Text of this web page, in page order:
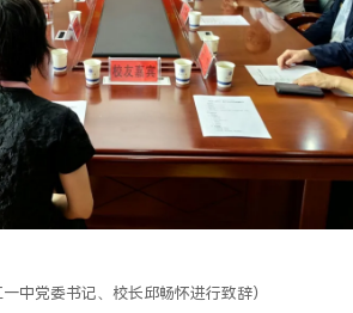
一中党委书记、校长邱畅怀进行致辞）